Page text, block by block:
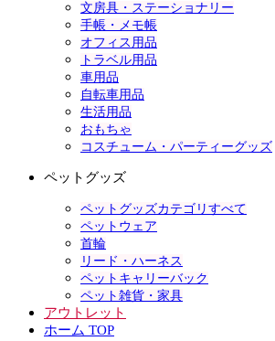
文房具・ステーショナリー
手帳・メモ帳
オフィス用品
トラベル用品
車用品
自転車用品
生活用品
おもちゃ
コスチューム・パーティーグッズ
ペットグッズ
ペットグッズカテゴリすべて
ペットウェア
首輪
リード・ハーネス
ペットキャリーバック
ペット雑貨・家具
アウトレット
ホーム TOP